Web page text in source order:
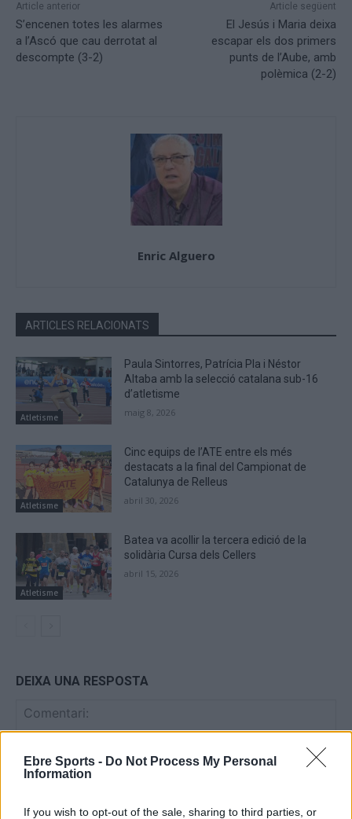
Ebre Sports - Do Not Process My Personal
Information
If you wish to opt-out of the sale, sharing to third parties, or
Article anterior
S’encenen totes les alarmes
a l’Ascó que cau derrotat al
descompte (3-2)
Article següent
El Jesús i Maria deixa
escapar els dos primers
punts de l’Aube, amb
polèmica (2-2)
Enric Alguero
ARTICLES RELACIONATS
Atletisme
Paula Sintorres, Patrícia Pla i Néstor
Altaba amb la selecció catalana sub-16
d’atletisme
maig 8, 2026
Atletisme
Cinc equips de l’ATE entre els més
destacats a la final del Campionat de
Catalunya de Relleus
abril 30, 2026
Atletisme
Batea va acollir la tercera edició de la
solidària Cursa dels Cellers
abril 15, 2026
DEIXA UNA RESPOSTA